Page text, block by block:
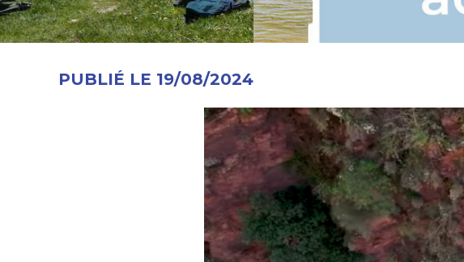
PUBLIÉ LE 19/08/2024